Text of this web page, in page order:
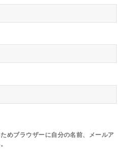
めブラウザーに自分の名前、メールア